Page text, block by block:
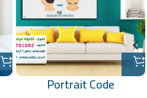
Portrait Code